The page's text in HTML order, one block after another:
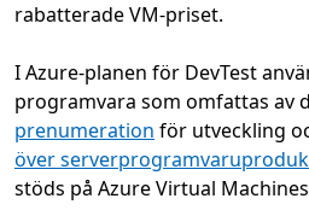
rabatterade VM-priset.
I Azure-planen för DevTest
programvara som omfattas av
prenumeration för utveckling
över
stöds på Azure Virtual